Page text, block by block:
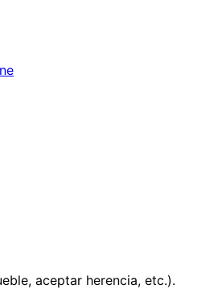
aceptar herencia, etc.).